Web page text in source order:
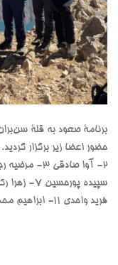
فرید واحدی ۱۱- ابراهیم محمودی گزارش برنامۀ […]